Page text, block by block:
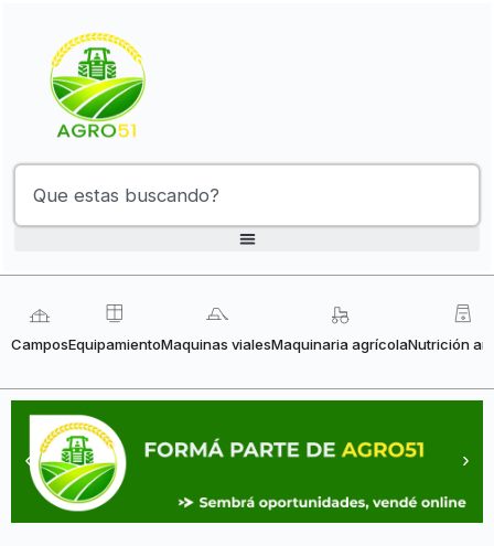
CamposEquipamientoMaquinas vialesMaquinaria agrícolaNutrición